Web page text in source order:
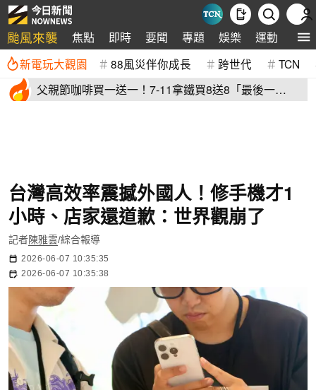
颱風來襲 焦點 即時 要聞 專題 娛樂 運動 全球
新電玩大觀園 88風災伴你成長 跨世代 TCN
父親節咖啡買一送一！7-11拿鐵買8送8「最後一
台灣高效率震撼外國人！修手機才1
小時、店家還道歉：世界觀崩了
記者陳雅雲/綜合報導
2026-06-07 10:35:35
2026-06-07 10:35:38